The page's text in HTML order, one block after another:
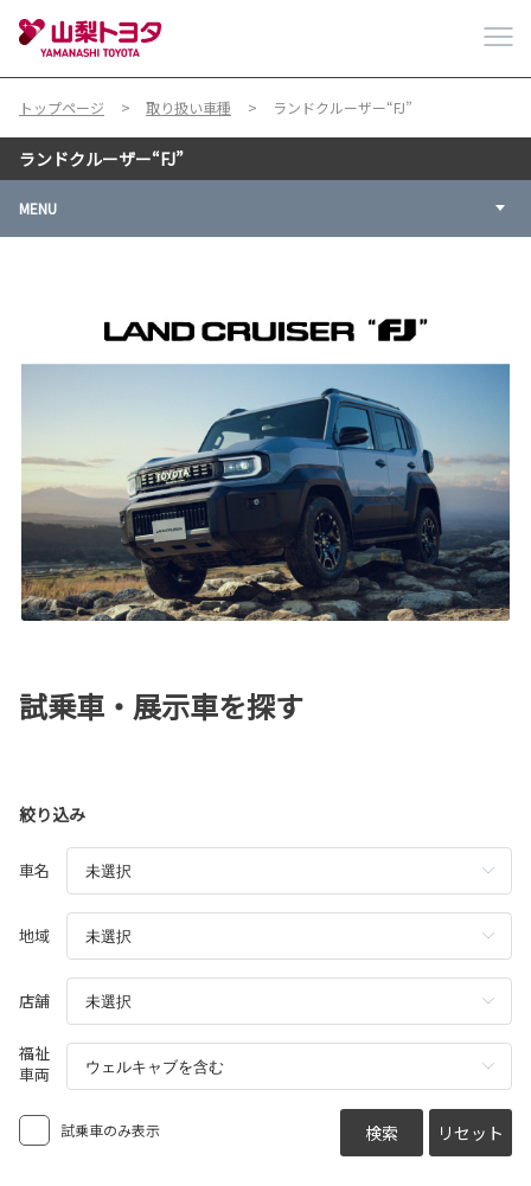
トップページ 取り扱い車種 ランドクルーザー“FJ”
ランドクルーザー“FJ”
MENU
試乗車・展示車を探す
絞り込み
車名
地域
店舗
福祉
車両
試乗車のみ表示 検索 リセット